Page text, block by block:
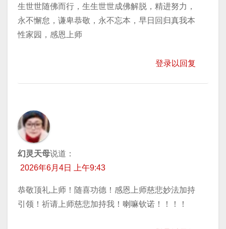
生世世随佛而行，生生世世成佛解脱，精进努力，
永不懈怠，谦卑恭敬，永不忘本，早日回归真我本
性家园，感恩上师
登录以回复
幻灵天母说道：
2026年6月4日 上午9:43
恭敬顶礼上师！随喜功德！感恩上师慈悲妙法加持
引领！祈请上师慈悲加持我！喇嘛钦诺！！！！